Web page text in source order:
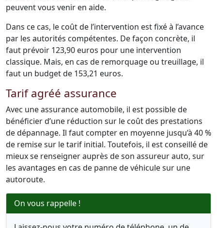
peuvent vous venir en aide.
Dans ce cas, le coût de l’intervention est fixé à l’avance
par les autorités compétentes. De façon concrète, il
faut prévoir 123,90 euros pour une intervention
classique. Mais, en cas de remorquage ou treuillage, il
faut un budget de 153,21 euros.
Tarif agréé assurance
Avec une assurance automobile, il est possible de
bénéficier d’une réduction sur le coût des prestations
de dépannage. Il faut compter en moyenne jusqu’à 40 %
de remise sur le tarif initial. Toutefois, il est conseillé de
mieux se renseigner auprès de son assureur auto, sur
les avantages en cas de panne de véhicule sur une
autoroute.
On vous rappelle !